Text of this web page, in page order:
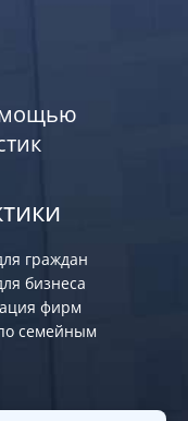
граждан
бизнеса
фирм
семейным